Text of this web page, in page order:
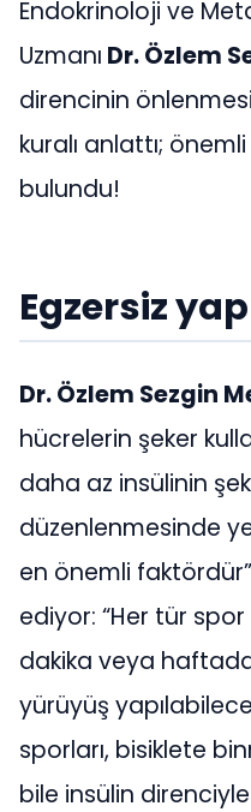
Endokrinoloji ve
Uzmanı Dr. Özlem
direncinin
kuralı anlattı;
bulundu!
Egzersiz
Dr. Özlem Sezgin
hücrelerin şeker
daha az insülinin
düzenlenmesinde
en önemli
ediyor: “Her tür
dakika veya haftada
yürüyüş
sporları, bisiklete
bile insülin